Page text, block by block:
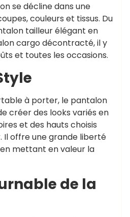
se décline dans une
couleurs et tissus. Du
tailleur élégant en
cargo décontracté, il y
et toutes les occasions.
à porter, le pantalon
créer des looks variés en
et des hauts choisis
Il offre une grande liberté
mettant en valeur la
de la